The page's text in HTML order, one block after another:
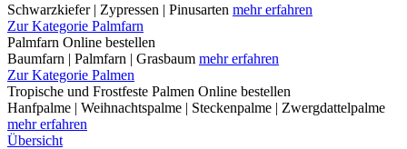
Schwarzkiefer | Zypressen | Pinusarten mehr erfahren
Zur Kategorie Palmfarn
Palmfarn Online bestellen
Baumfarn | Palmfarn | Grasbaum mehr erfahren
Zur Kategorie Palmen
Tropische und Frostfeste Palmen Online bestellen
Hanfpalme | Weihnachtspalme | Steckenpalme | Zwergdattelpalme
mehr erfahren
Übersicht